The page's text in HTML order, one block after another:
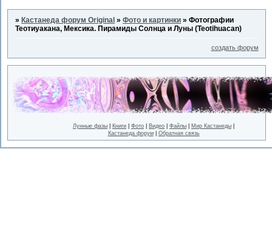
»Кастанеда форум Original »Фото и картинки »Фотографии
Теотиуакана, Мексика. Пирамиды Солнца и Луны (Teotihuacan)
создать форум
Лунные фазы Книги Фото Видео Файлы Мир Кастанеды
Кастанеда форум| Обратная связь